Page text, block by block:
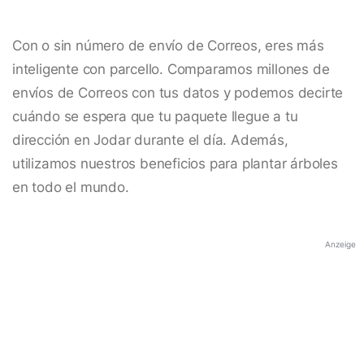
Con o sin número de envío de Correos, eres más
inteligente con parcello. Comparamos millones de
envíos de Correos con tus datos y podemos decirte
cuándo se espera que tu paquete llegue a tu
dirección en Jodar durante el día. Además,
utilizamos nuestros beneficios para plantar árboles
en todo el mundo.
Anzeige